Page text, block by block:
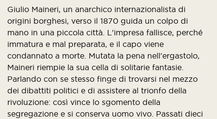
Giulio Maineri, un anarchico internazionalista di
origini borghesi, verso il 1870 guida un colpo di
mano in una piccola città. L'impresa fallisce, perché
immatura e mal preparata, e il capo viene
condannato a morte. Mutata la pena nell'ergastolo,
Maineri riempie la sua cella di solitarie fantasie.
Parlando con se stesso finge di trovarsi nel mezzo
dei dibattiti politici e di assistere al trionfo della
rivoluzione: così vince lo sgomento della
segregazione e si conserva uomo vivo. Passati dieci